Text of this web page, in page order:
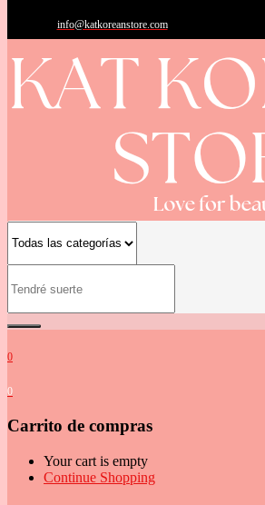
info@katkoreanstore.com
0
0
Carrito de compras
Your cart is empty
Continue Shopping